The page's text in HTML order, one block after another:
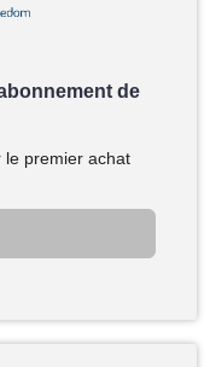
de
le premier achat